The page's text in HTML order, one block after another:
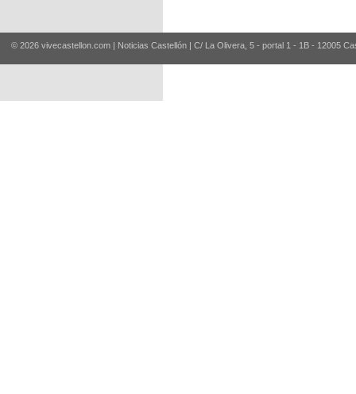
© 2026 vivecastellon.com | Noticias Castellón | C/ La Olivera, 5 - portal 1 - 1B - 12005